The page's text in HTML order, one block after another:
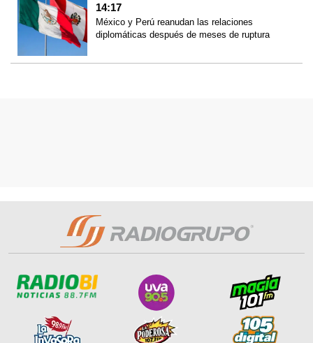
14:17
México y Perú reanudan las relaciones
diplomáticas después de meses de ruptura